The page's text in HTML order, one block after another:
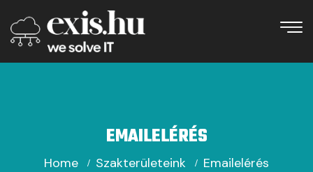
EMAILELÉRÉS
Home Szakterületeink Emailelérés